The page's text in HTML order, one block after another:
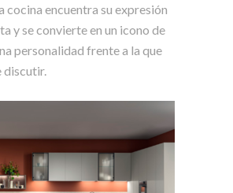
cocina encuentra su expresión
y se convierte en un icono de
personalidad frente a la que
discutir.